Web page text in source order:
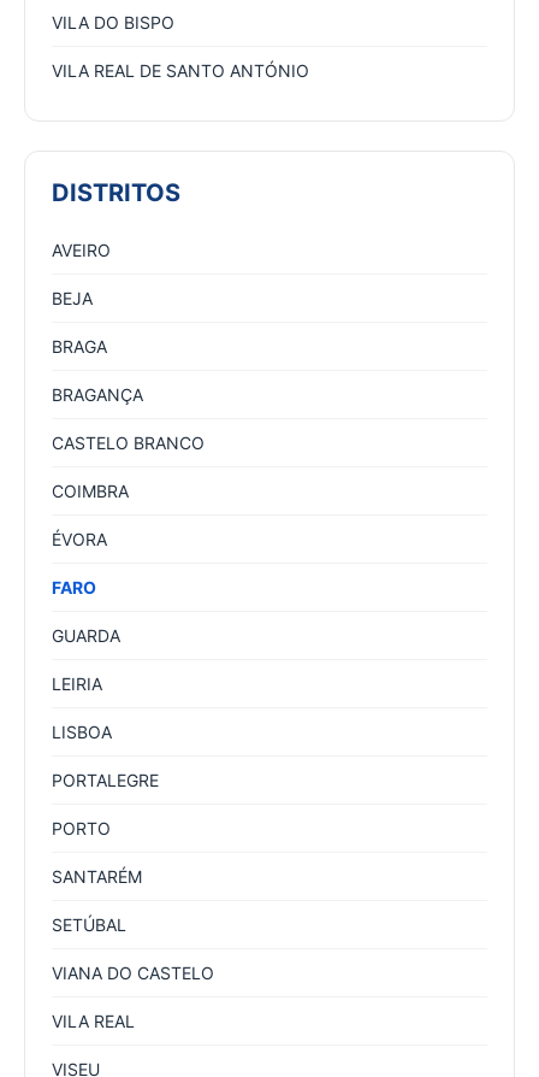
VILA DO BISPO
VILA REAL DE SANTO ANTÓNIO
DISTRITOS
AVEIRO
BEJA
BRAGA
BRAGANÇA
CASTELO BRANCO
COIMBRA
ÉVORA
FARO
GUARDA
LEIRIA
LISBOA
PORTALEGRE
PORTO
SANTARÉM
SETÚBAL
VIANA DO CASTELO
VILA REAL
VISEU